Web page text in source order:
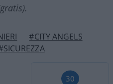
#CITY ANGELS
30